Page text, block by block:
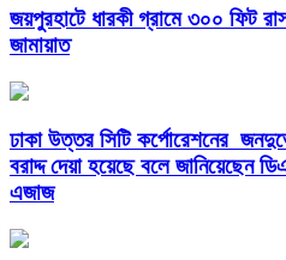
জয়পুরহাটে ধারকী গ্রামে ৩০০ ফিট
জামায়াত
ঢাকা উত্তর সিটি কর্পোরেশনের
বরাদ্দ দেয়া হয়েছে বলে জানিয়েছেন
এজাজ